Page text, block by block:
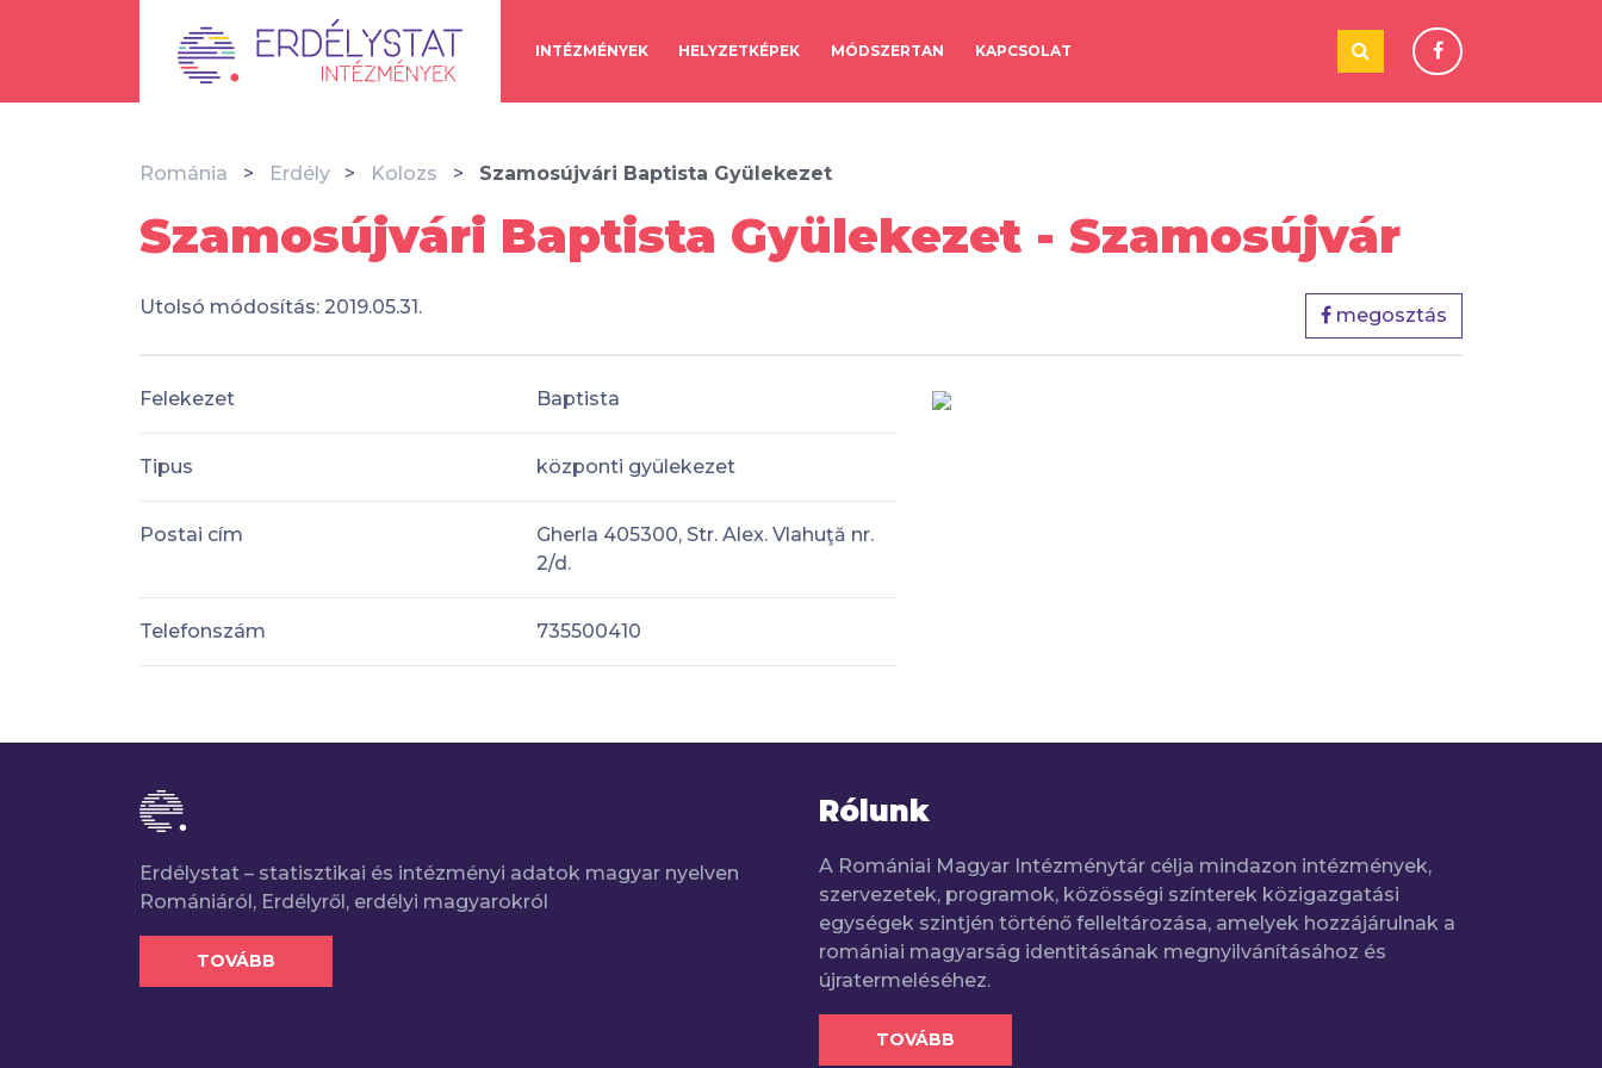
INTÉZMÉNYEK HELYZETKÉPEK MÓDSZERTAN KAPCSOLAT
Románia Erdély Kolozs Szamosújvári Baptista Gyülekezet
Szamosújvári Baptista Gyülekezet - Szamosújvár
Utolsó módosítás: 2019.05.31. megosztás
Felekezet Baptista
Tipus központi gyülekezet
Postai cím
Gherla 405300, Str. Alex. Vlahuţă nr.
2/d.
Telefonszám 735500410
Erdélystat – statisztikai és intézményi adatok magyar nyelven
Romániáról, Erdélyről, erdélyi magyarokról
TOVÁBB
Rólunk
A Romániai Magyar Intézménytár célja mindazon intézmények,
szervezetek, programok, közösségi színterek közigazgatási
egységek szintjén történő felleltározása, amelyek hozzájárulnak a
romániai magyarság identitásának megnyilvánításához és
újratermeléséhez.
TOVÁBB